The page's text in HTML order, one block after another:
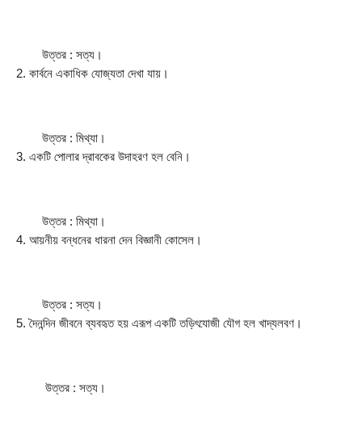
উত্তর : সত্য।
2. কার্বনে একাধিক যােজ্যতা দেখা যায়।
উত্তর : মিথ্যা।
3. একটি পােলার দ্রাবকের উদাহরণ হল বেনি।
উত্তর : মিথ্যা।
4. আয়নীয় বন্ধনের ধারনা দেন বিজ্ঞানী কোসেল।
উত্তর : সত্য।
5. দৈনন্দিন জীবনে ব্যবহৃত হয় এরূপ একটি তড়িৎযােজী যৌগ হল খাদ্যলবণ।
উত্তর : সত্য।